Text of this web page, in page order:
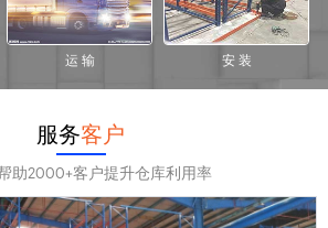
运 输 安 装
服务客户
助2000+客户提升仓库利用率